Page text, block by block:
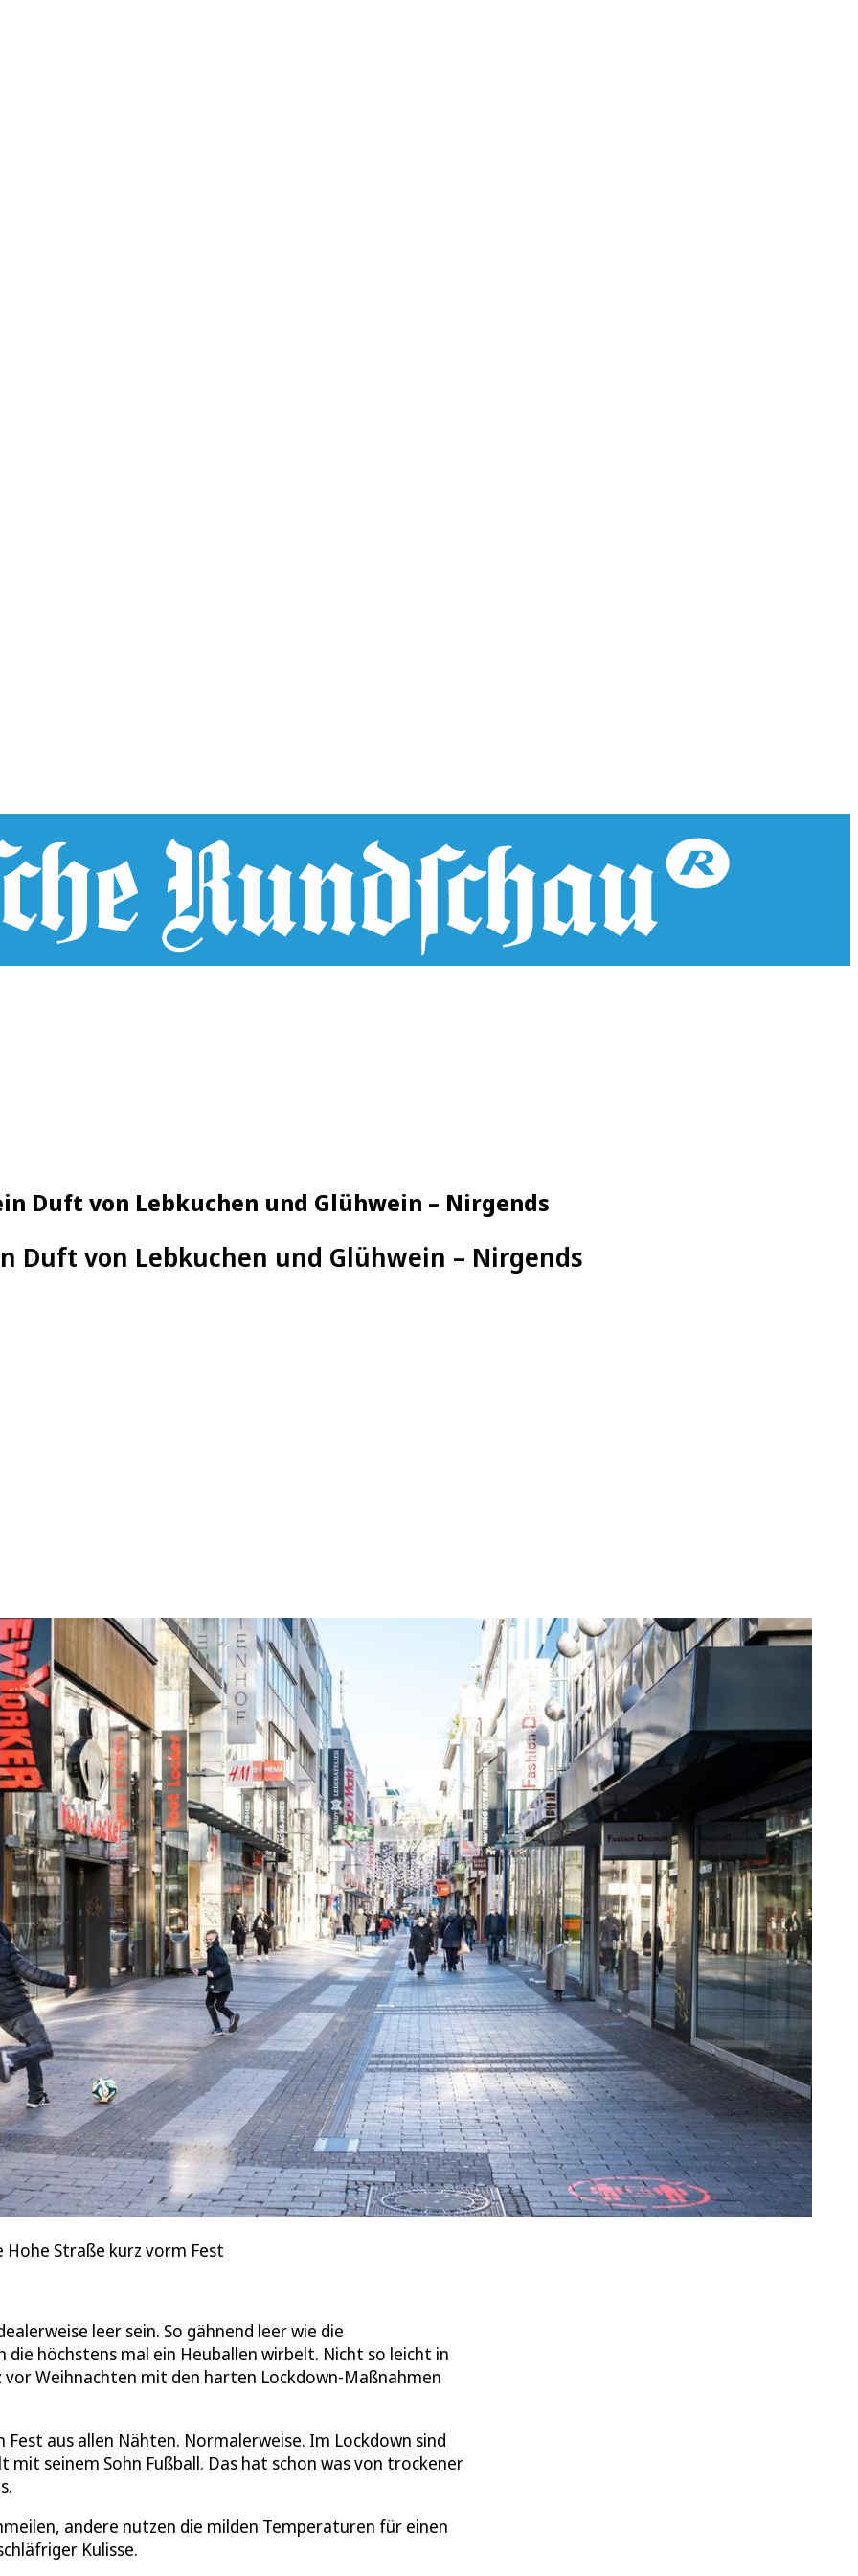
Duft von Lebkuchen und Glühwein – Nirgends
Duft von Lebkuchen und Glühwein – Nirgends
Straße kurz vorm Fest
leer sein. So gähnend leer wie die
höchstens mal ein Heuballen wirbelt. Nicht so leicht in
Weihnachten mit den harten Lockdown-Maßnahmen
aus allen Nähten. Normalerweise. Im Lockdown sind
mit seinem Sohn Fußball. Das hat schon was von trockener
andere nutzen die milden Temperaturen für einen
Kulisse.